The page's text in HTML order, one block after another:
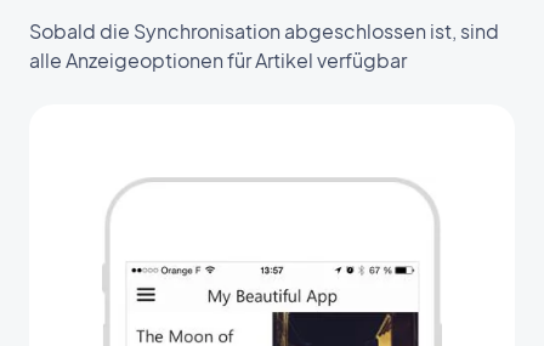
Sobald die Synchronisation abgeschlossen ist, sind
alle Anzeigeoptionen für Artikel verfügbar